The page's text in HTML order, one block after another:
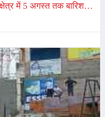
में 5 अगस्त तक बारिश